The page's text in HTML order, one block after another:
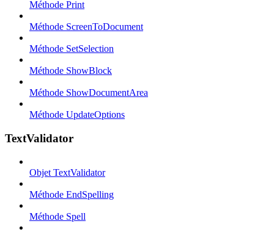
Méthode Print
Méthode ScreenToDocument
Méthode SetSelection
Méthode ShowBlock
Méthode ShowDocumentArea
Méthode UpdateOptions
TextValidator
Objet TextValidator
Méthode EndSpelling
Méthode Spell